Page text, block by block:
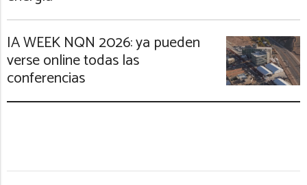
IA WEEK NQN 2026: ya pueden
verse online todas las
conferencias